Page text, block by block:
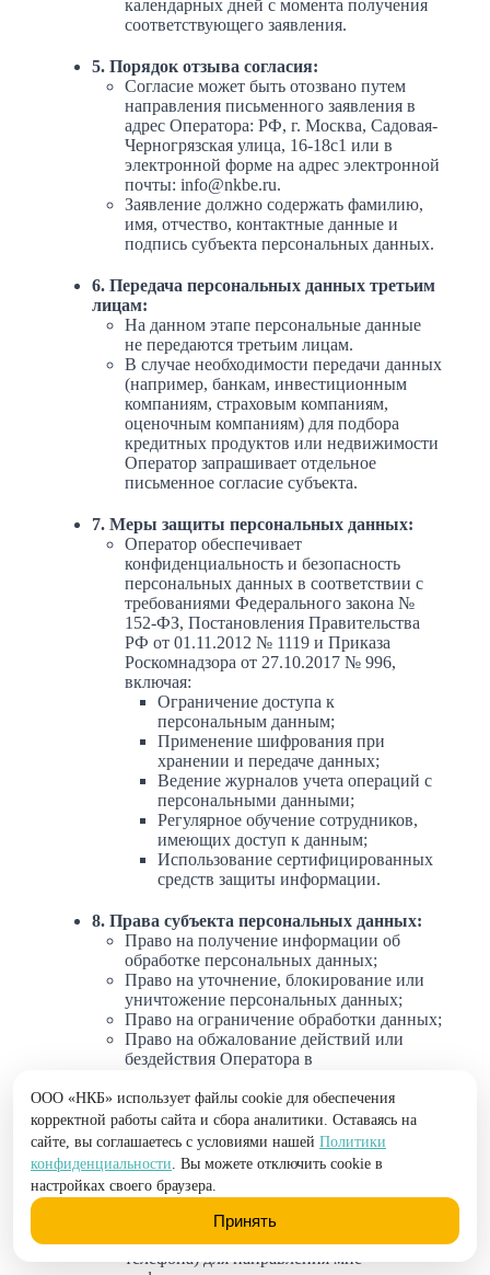
календарных дней с момента получения
соответствующего заявления.
5. Порядок отзыва согласия:
Согласие может быть отозвано путем
направления письменного заявления в
адрес Оператора: РФ, г. Москва, Садовая-
Черногрязская улица, 16-18с1 или в
электронной форме на адрес электронной
почты: info@nkbe.ru.
Заявление должно содержать фамилию,
имя, отчество, контактные данные и
подпись субъекта персональных данных.
6. Передача персональных данных третьим
лицам:
На данном этапе персональные данные
не передаются третьим лицам.
В случае необходимости передачи данных
(например, банкам, инвестиционным
компаниям, страховым компаниям,
оценочным компаниям) для подбора
кредитных продуктов или недвижимости
Оператор запрашивает отдельное
письменное согласие субъекта.
7. Меры защиты персональных данных:
Оператор обеспечивает
конфиденциальность и безопасность
персональных данных в соответствии с
требованиями Федерального закона №
152-ФЗ, Постановления Правительства
РФ от 01.11.2012 № 1119 и Приказа
Роскомнадзора от 27.10.2017 № 996,
включая:
Ограничение доступа к
персональным данным;
Применение шифрования при
хранении и передаче данных;
Ведение журналов учета операций с
персональными данными;
Регулярное обучение сотрудников,
имеющих доступ к данным;
Использование сертифицированных
средств защиты информации.
8. Права субъекта персональных данных:
Право на получение информации об
обработке персональных данных;
Право на уточнение, блокирование или
уничтожение персональных данных;
Право на ограничение обработки данных;
Право на обжалование действий или
бездействия Оператора в
субъектов персональных данных
(Роскомнадзор) или в судебном порядке.
9. Дополнительное согласие на
маркетинговые коммуникации:
Я даю согласие Оператору на
использование моих персональных
телефона) для направления мне
ООО «НКБ» использует файлы cookie для обеспечения
корректной работы сайта и сбора аналитики. Оставаясь на
сайте, вы соглашаетесь с условиями нашей Политики
конфиденциальности. Вы можете отключить cookie в
настройках своего браузера.
Принять